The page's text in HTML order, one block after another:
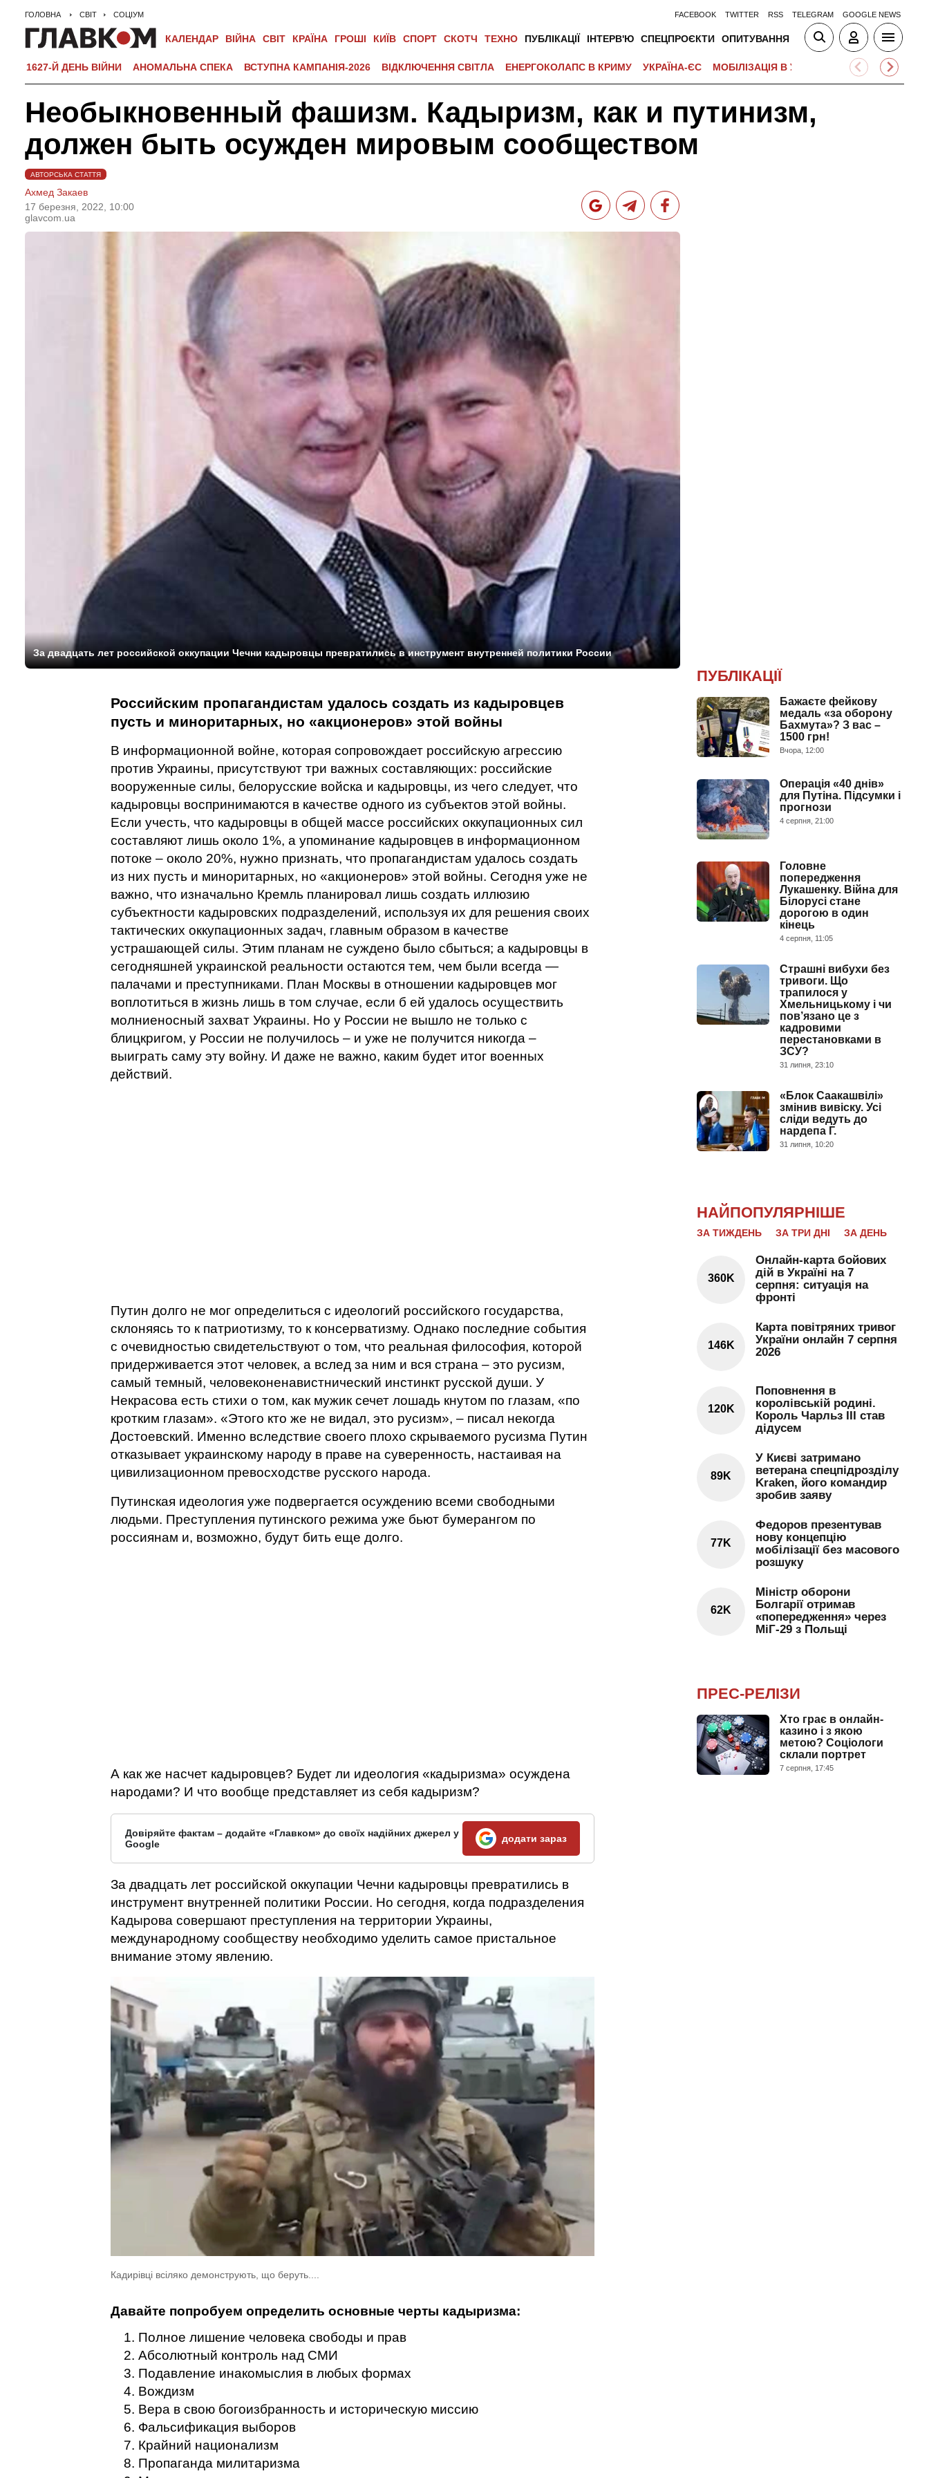
ГОЛОВНА СВІТ СОЦІУМ FACEBOOK TWITTER RSS TELEGRAM GOOGLE NEWS
КАЛЕНДАР ВІЙНА СВІТ КРАЇНА ГРОШІ КИЇВ СПОРТ СКОТЧ ТЕХНО ПУБЛІКАЦІЇ ІНТЕРВ'Ю СПЕЦПРОЄКТИ ОПИТУВАННЯ
1627-Й ДЕНЬ ВІЙНИ АНОМАЛЬНА СПЕКА ВСТУПНА КАМПАНІЯ-2026 ВІДКЛЮЧЕННЯ СВІТЛА ЕНЕРГОКОЛАПС В КРИМУ УКРАЇНА-ЄС МОБІЛІЗАЦІЯ В УКРАЇНІ ВІЙНА НА
Необыкновенный фашизм. Кадыризм, как и путинизм,
должен быть осужден мировым сообществом
АВТОРСЬКА СТАТТЯ
Ахмед Закаев
17 березня, 2022, 10:00
glavcom.ua
За двадцать лет российской оккупации Чечни кадыровцы превратились в инструмент внутренней политики России
Российским пропагандистам удалось создать из кадыровцев
пусть и миноритарных, но «акционеров» этой войны
В информационной войне, которая сопровождает российскую агрессию
против Украины, присутствуют три важных составляющих: российские
вооруженные силы, белорусские войска и кадыровцы, из чего следует, что
кадыровцы воспринимаются в качестве одного из субъектов этой войны.
Если учесть, что кадыровцы в общей массе российских оккупационных сил
составляют лишь около 1%, а упоминание кадыровцев в информационном
потоке – около 20%, нужно признать, что пропагандистам удалось создать
из них пусть и миноритарных, но «акционеров» этой войны. Сегодня уже не
важно, что изначально Кремль планировал лишь создать иллюзию
субъектности кадыровских подразделений, используя их для решения своих
тактических оккупационных задач, главным образом в качестве
устрашающей силы. Этим планам не суждено было сбыться; а кадыровцы в
сегодняшней украинской реальности остаются тем, чем были всегда —
палачами и преступниками. План Москвы в отношении кадыровцев мог
воплотиться в жизнь лишь в том случае, если б ей удалось осуществить
молниеносный захват Украины. Но у России не вышло не только с
блицкригом, у России не получилось – и уже не получится никогда –
выиграть саму эту войну. И даже не важно, каким будет итог военных
действий.
Путин долго не мог определиться с идеологий российского государства,
склоняясь то к патриотизму, то к консерватизму. Однако последние события
с очевидностью свидетельствуют о том, что реальная философия, которой
придерживается этот человек, а вслед за ним и вся страна – это русизм,
самый темный, человеконенавистнический инстинкт русской души. У
Некрасова есть стихи о том, как мужик сечет лошадь кнутом по глазам, «по
кротким глазам». «Этого кто же не видал, это русизм», – писал некогда
Достоевский. Именно вследствие своего плохо скрываемого русизма Путин
отказывает украинскому народу в праве на суверенность, настаивая на
цивилизационном превосходстве русского народа.
Путинская идеология уже подвергается осуждению всеми свободными
людьми. Преступления путинского режима уже бьют бумерангом по
россиянам и, возможно, будут бить еще долго.
А как же насчет кадыровцев? Будет ли идеология «кадыризма» осуждена
народами? И что вообще представляет из себя кадыризм?
Довіряйте фактам – додайте «Главком» до своїх надійних джерел у
Google
додати зараз
За двадцать лет российской оккупации Чечни кадыровцы превратились в
инструмент внутренней политики России. Но сегодня, когда подразделения
Кадырова совершают преступления на территории Украины,
международному сообществу необходимо уделить самое пристальное
внимание этому явлению.
Кадирівці всіляко демонструють, що беруть....
Давайте попробуем определить основные черты кадыризма:
Полное лишение человека свободы и прав
Абсолютный контроль над СМИ
Подавление инакомыслия в любых формах
Вождизм
Вера в свою богоизбранность и историческую миссию
Фальсификация выборов
Крайний национализм
Пропаганда милитаризма
ПУБЛІКАЦІЇ
Бажаєте фейкову
медаль «за оборону
Бахмута»? З вас –
1500 грн!
Вчора, 12:00
Операція «40 днів»
для Путіна. Підсумки і
прогнози
4 серпня, 21:00
Головне
попередження
Лукашенку. Війна для
Білорусі стане
дорогою в один
кінець
4 серпня, 11:05
Страшні вибухи без
тривоги. Що
трапилося у
Хмельницькому і чи
пов’язано це з
кадровими
перестановками в
ЗСУ?
31 липня, 23:10
«Блок Саакашвілі»
змінив вивіску. Усі
сліди ведуть до
нардепа Г.
31 липня, 10:20
НАЙПОПУЛЯРНІШЕ
ЗА ТИЖДЕНЬ ЗА ТРИ ДНІ ЗА ДЕНЬ
360K
Онлайн-карта бойових
дій в Україні на 7
серпня: ситуація на
фронті
146K
Карта повітряних тривог
України онлайн 7 серпня
2026
120K
Поповнення в
королівській родині.
Король Чарльз III став
дідусем
89K
У Києві затримано
ветерана спецпідрозділу
Kraken, його командир
зробив заяву
77K
Федоров презентував
нову концепцію
мобілізації без масового
розшуку
62K
Міністр оборони
Болгарії отримав
«попередження» через
МіГ-29 з Польщі
ПРЕС-РЕЛІЗИ
Хто грає в онлайн-
казино і з якою
метою? Соціологи
склали портрет
7 серпня, 17:45